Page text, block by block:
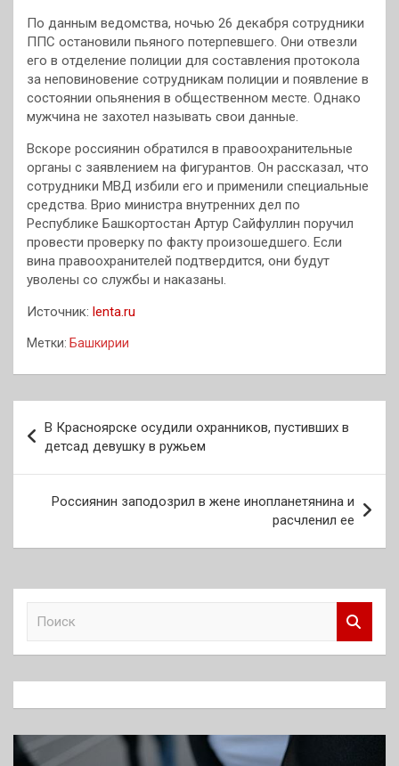
По данным ведомства, ночью 26 декабря сотрудники
ППС остановили пьяного потерпевшего. Они отвезли
его в отделение полиции для составления протокола
за неповиновение сотрудникам полиции и появление в
состоянии опьянения в общественном месте. Однако
мужчина не захотел называть свои данные.
Вскоре россиянин обратился в правоохранительные
органы с заявлением на фигурантов. Он рассказал, что
сотрудники МВД избили его и применили специальные
средства. Врио министра внутренних дел по
Республике Башкортостан Артур Сайфуллин поручил
провести проверку по факту произошедшего. Если
вина правоохранителей подтвердится, они будут
уволены со службы и наказаны.
Источник: lenta.ru
Метки: Башкирии
по
записям
В Красноярске осудили охранников, пустивших в
детсад девушку в ружьем
Россиянин заподозрил в жене инопланетянина и
расчленил ее
к